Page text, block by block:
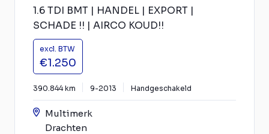
1.6 TDI BMT | HANDEL | EXPORT |
SCHADE !! | AIRCO KOUD!!
excl. BTW
€1.250
390.844 km 9-2013 Handgeschakeld
Multimerk
Drachten